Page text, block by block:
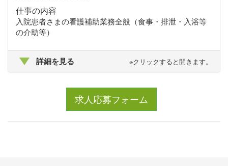
仕事の内容
入院患者さまの看護補助業務全般（食事・排泄・入浴等
の介助等）
詳細を見る ※クリックすると開きます。
求人応募フォーム